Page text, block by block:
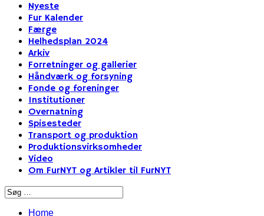
Nyeste
Fur Kalender
Færge
Helhedsplan 2024
Arkiv
Forretninger og gallerier
Håndværk og forsyning
Fonde og foreninger
Institutioner
Overnatning
Spisesteder
Transport og produktion
Produktionsvirksomheder
Video
Om FurNYT og Artikler til FurNYT
Home